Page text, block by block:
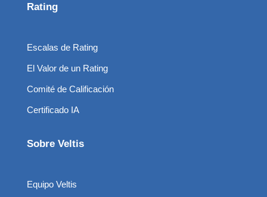
Rating
Escalas de Rating
El Valor de un Rating
Comité de Calificación
Certificado IA
Sobre Veltis
Equipo Veltis